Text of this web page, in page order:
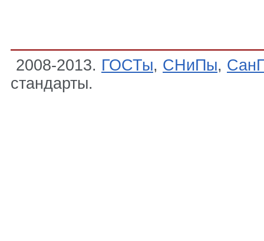
2008-2013. ГОСТы, СНиПы,
стандарты.